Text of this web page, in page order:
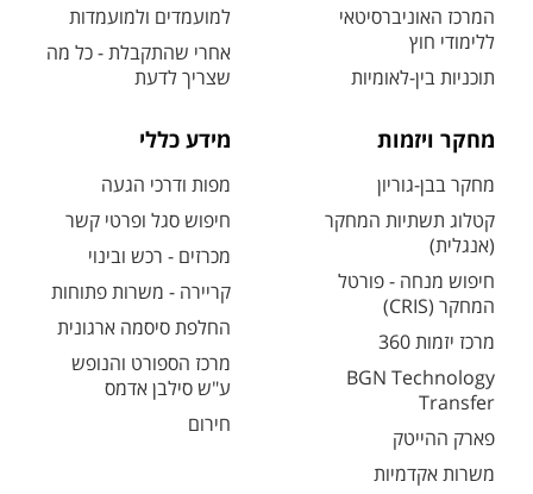
המרכז האוניברסיטאי
ללימודי חוץ
תוכניות בין-לאומיות
למועמדים ולמועמדות
אחרי שהתקבלת - כל מה
שצריך לדעת
מחקר ויזמות
מחקר בבן-גוריון
קטלוג תשתיות המחקר
(אנגלית)
חיפוש מנחה - פורטל
המחקר (CRIS)
מרכז יזמות 360
BGN Technology
Transfer
פארק ההייטק
משרות אקדמיות
מידע כללי
מפות ודרכי הגעה
חיפוש סגל ופרטי קשר
מכרזים - רכש ובינוי
קריירה - משרות פתוחות
החלפת סיסמה ארגונית
מרכז הספורט והנופש
ע"ש סילבן אדמס
חירום